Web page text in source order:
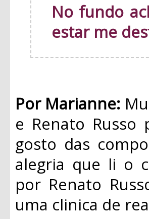
No fundo
estar me
Por Marianne:
e Renato
gosto das
alegria que li o
por Renato
uma clinica de